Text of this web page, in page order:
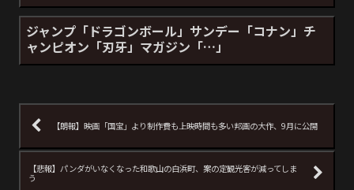
ジャンプ「ドラゴンボール」サンデー「コナン」チ
ャンピオン「刃牙」マガジン「…」
【朗報】映画「国宝」より制作費も上映時間も多い邦画の大作、9月に公開
【悲報】パンダがいなくなった和歌山の白浜町、案の定観光客が減ってしま
う